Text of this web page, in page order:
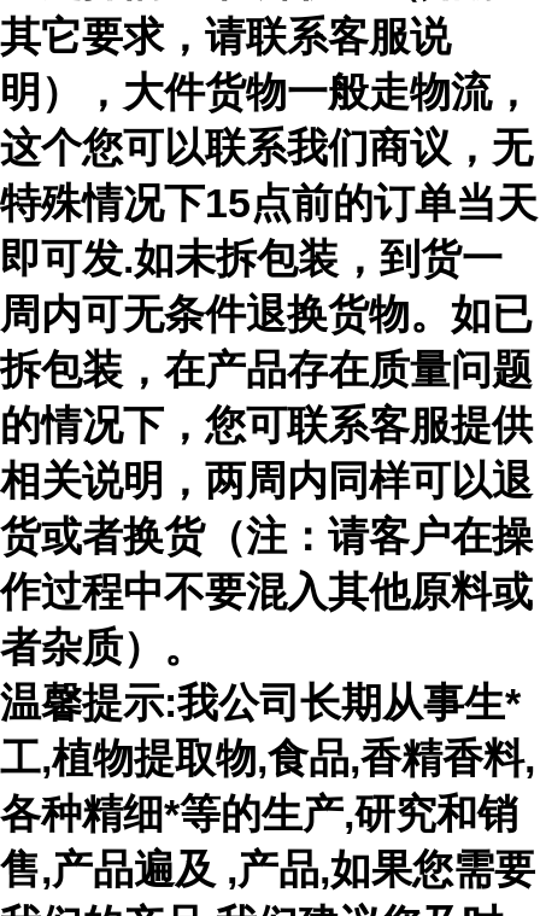
其它要求，请联系客服说
明），大件货物一般走物流，
这个您可以联系我们商议，无
特殊情况下15点前的订单当天
即可发.如未拆包装，到货一
周内可无条件退换货物。如已
拆包装，在产品存在质量问题
的情况下，您可联系客服提供
相关说明，两周内同样可以退
货或者换货（注：请客户在操
作过程中不要混入其他原料或
者杂质）。
温馨提示:我公司长期从事生*
工,植物提取物,食品,香精香料,
各种精细*等的生产,研究和销
售,产品遍及 ,产品,如果您需要